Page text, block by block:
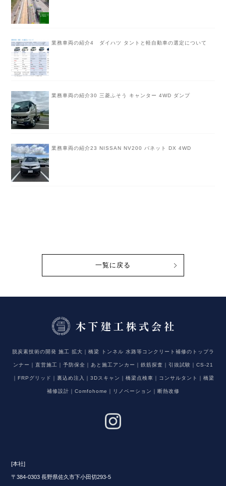
業務車両の紹介4 ダイハツ タントと軽自動車の選定について
業務車両の紹介30 三菱ふそう キャンター 4WD ダンプ
業務車両の紹介23 NISSAN NV200 バネット DX 4WD
一覧に戻る
脱炭素技術の開発 施工 拡大｜橋梁 トンネル 水路等コンクリート補修のトップラ
ンナー｜直営施工｜予防保全｜あと施工アンカー｜鉄筋探査｜引抜試験｜CS-21
｜FRPグリッド｜裏込め注入｜3Dスキャン｜橋梁点検車｜コンサルタント｜橋梁
補修設計｜Comfohome｜リノベーション｜断熱改修
[本社]
〒384-0303 長野県佐久市下小田切293-5